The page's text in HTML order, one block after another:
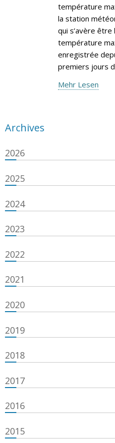
température
la station
qui s’avère
température
enregistrée
premiers jours
Mehr Lesen
Archives
2026
2025
2024
2023
2022
2021
2020
2019
2018
2017
2016
2015